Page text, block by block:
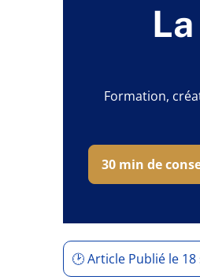
Formation,
30 min de
🕑 Article Publié le